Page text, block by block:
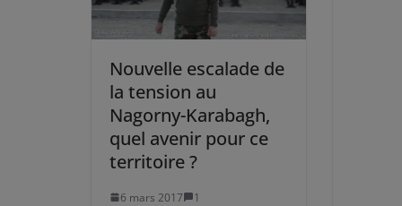
Nouvelle escalade de
la tension au
Nagorny-Karabagh,
quel avenir pour ce
territoire ?
6 mars 2017 1